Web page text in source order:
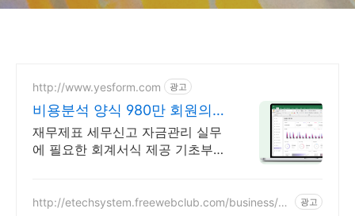
http://www.yesform.com 광고
비용분석 양식 980만 회원의
선택
재무제표 세무신고 자금관리 실무
에 필요한 회계서식 제공 기초부터
http://etechsystem.freewebclub.com/business/vu
광고